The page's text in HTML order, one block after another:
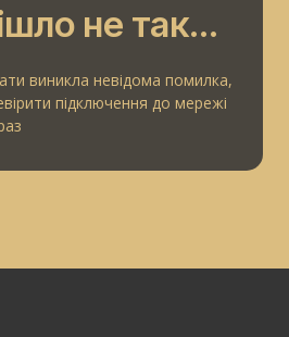
не так...
виникла невідома помилка,
підключення до мережі